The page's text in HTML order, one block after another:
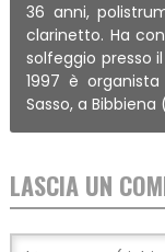
36 anni,
clarinetto. Ha
solfeggio presso
1997 è
Sasso, a Bibbiena
LASCIA UN